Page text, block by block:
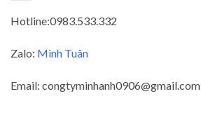
Hotline:0983.533.332
Zalo: Minh Tuân
Email: congtyminhanh0906@gmail.com